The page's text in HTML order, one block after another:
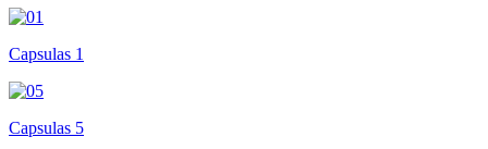
Capsulas 1
Capsulas 5